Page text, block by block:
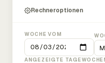
Rechneroptionen
WOCHE VOM
ANGEZEIGTE TAGE